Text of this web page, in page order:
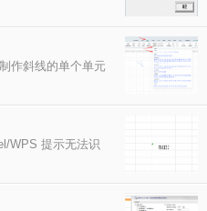
作斜线的单个单元
WPS 提示无法识